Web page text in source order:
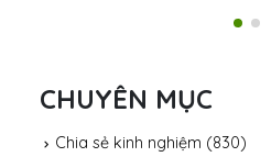
CHUYÊN MỤC
Chia sẻ kinh nghiệm (830)